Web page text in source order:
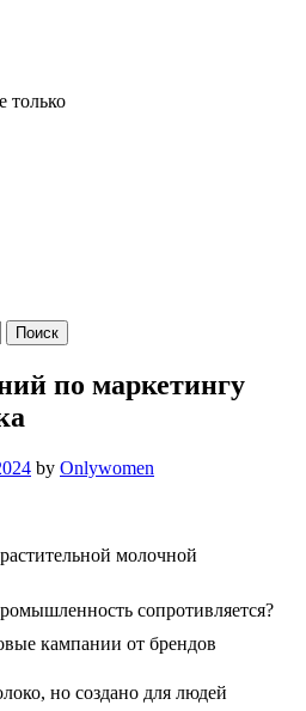
по маркетингу
by Onlywomen
молочной
сопротивляется?
кампании от брендов
но создано для людей